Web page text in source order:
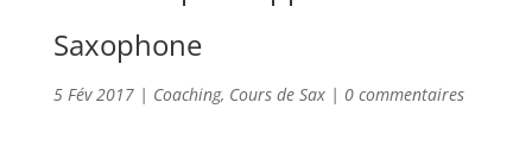
Saxophone
5 Fév 2017| Coaching, Cours de Sax| 0 commentaires